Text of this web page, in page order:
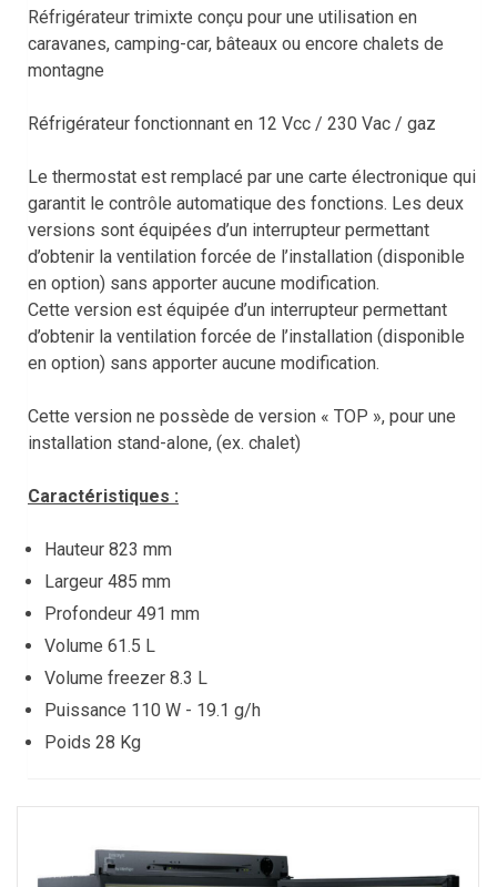
Réfrigérateur trimixte conçu pour une utilisation en
caravanes, camping-car, bâteaux ou encore chalets de
montagne
Réfrigérateur fonctionnant en 12 Vcc / 230 Vac / gaz
Le thermostat est remplacé par une carte électronique qui
garantit le contrôle automatique des fonctions. Les deux
versions sont équipées d’un interrupteur permettant
d’obtenir la ventilation forcée de l’installation (disponible
en option) sans apporter aucune modification.
Cette version est équipée d’un interrupteur permettant
d’obtenir la ventilation forcée de l’installation (disponible
en option) sans apporter aucune modification.
Cette version ne possède de version « TOP », pour une
installation stand-alone, (ex. chalet)
Caractéristiques :
Hauteur 823 mm
Largeur 485 mm
Profondeur 491 mm
Volume 61.5 L
Volume freezer 8.3 L
Puissance 110 W - 19.1 g/h
Poids 28 Kg